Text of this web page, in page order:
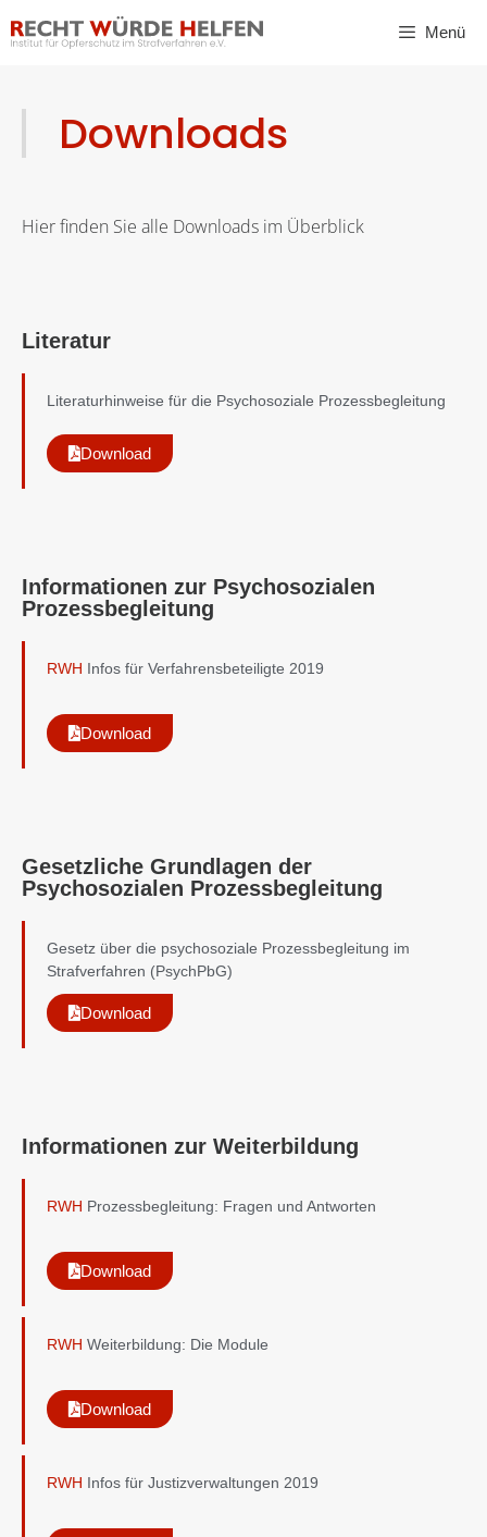
Menü
Downloads
Hier finden Sie alle Downloads im Überblick
Literatur
Literaturhinweise für die Psychosoziale Prozessbegleitung
Download
Informationen zur Psychosozialen
Prozessbegleitung
RWH Infos für Verfahrensbeteiligte 2019
Download
Gesetzliche Grundlagen der
Psychosozialen Prozessbegleitung
Gesetz über die psychosoziale Prozessbegleitung im
Strafverfahren (PsychPbG)
Download
Informationen zur Weiterbildung
RWH Prozessbegleitung: Fragen und Antworten
Download
RWH Weiterbildung: Die Module
Download
RWH Infos für Justizverwaltungen 2019